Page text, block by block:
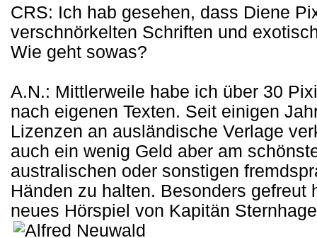
CRS: Ich hab gesehen, dass Diene
verschnörkelten Schriften und
Wie geht sowas?
A.N.: Mittlerweile habe ich über 30
nach eigenen Texten. Seit einigen
Lizenzen an ausländische Verlage
auch ein wenig Geld aber am
australischen oder sonstigen
Händen zu halten. Besonders
neues Hörspiel von Kapitän